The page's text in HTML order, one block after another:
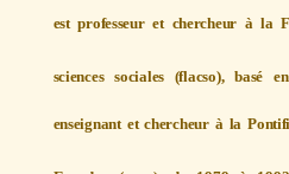
est professeur et chercheur à la
sciences sociales (flacso), basé
enseignant et chercheur à la